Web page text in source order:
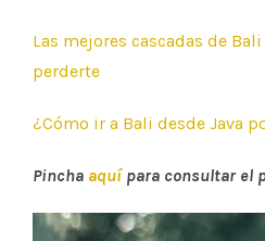
Las mejores cascadas de
perderte
¿Cómo ir a Bali desde Java
Pincha aquípara consultar el